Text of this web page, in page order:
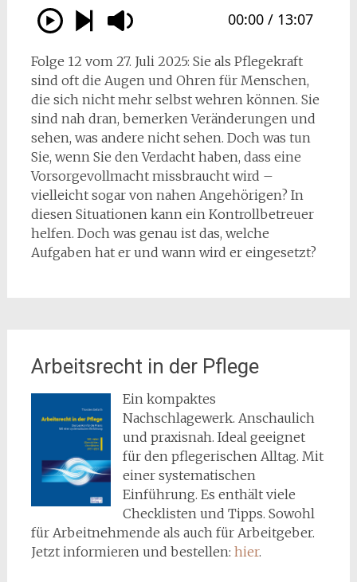
Folge 12 vom 27. Juli 2025: Sie als Pflegekraft
sind oft die Augen und Ohren für Menschen,
die sich nicht mehr selbst wehren können. Sie
sind nah dran, bemerken Veränderungen und
sehen, was andere nicht sehen. Doch was tun
Sie, wenn Sie den Verdacht haben, dass eine
Vorsorgevollmacht missbraucht wird –
vielleicht sogar von nahen Angehörigen? In
diesen Situationen kann ein Kontrollbetreuer
helfen. Doch was genau ist das, welche
Aufgaben hat er und wann wird er eingesetzt?
Arbeitsrecht in der Pflege
Ein kompaktes
Nachschlagewerk. Anschaulich
und praxisnah. Ideal geeignet
für den pflegerischen Alltag. Mit
einer systematischen
Einführung. Es enthält viele
Checklisten und Tipps. Sowohl
für Arbeitnehmende als auch für Arbeitgeber.
Jetzt informieren und bestellen: hier.